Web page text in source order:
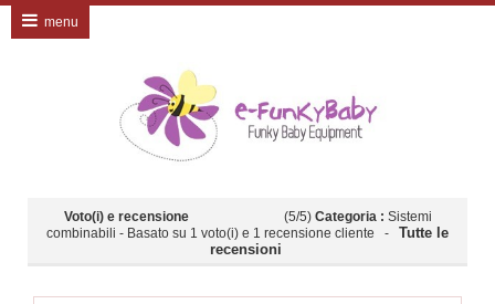
Voto(i) e recensione (5/5) Categoria : Sistemi
combinabili - Basato su 1 voto(i) e 1 recensione cliente - Tutte le
recensioni
menu